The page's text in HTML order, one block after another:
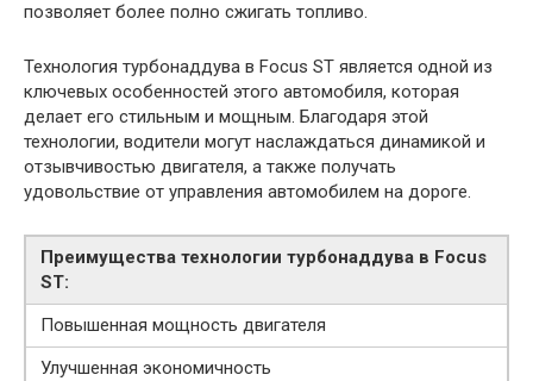
позволяет более полно сжигать топливо.
Технология турбонаддува в Focus ST является одной из
ключевых особенностей этого автомобиля, которая
делает его стильным и мощным. Благодаря этой
технологии, водители могут наслаждаться динамикой и
отзывчивостью двигателя, а также получать
удовольствие от управления автомобилем на дороге.
Преимущества технологии турбонаддува в Focus
ST:
Повышенная мощность двигателя
Улучшенная экономичность